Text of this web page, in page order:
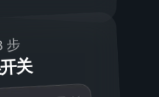
步
关